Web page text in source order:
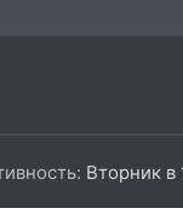
Вторник в